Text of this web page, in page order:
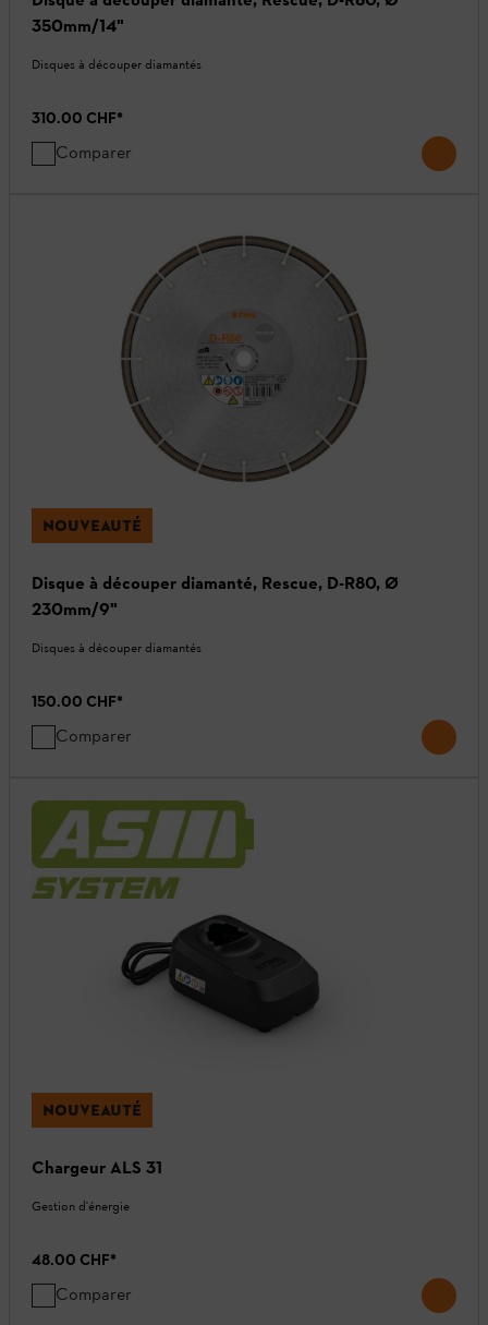
350mm/14"
Disques à découper diamantés
310.00 CHF*
Comparer
NOUVEAUTÉ
Disque à découper diamanté, Rescue, D-R80, Ø
230mm/9"
Disques à découper diamantés
150.00 CHF*
Comparer
NOUVEAUTÉ
Chargeur ALS 31
Gestion d'énergie
48.00 CHF*
Comparer